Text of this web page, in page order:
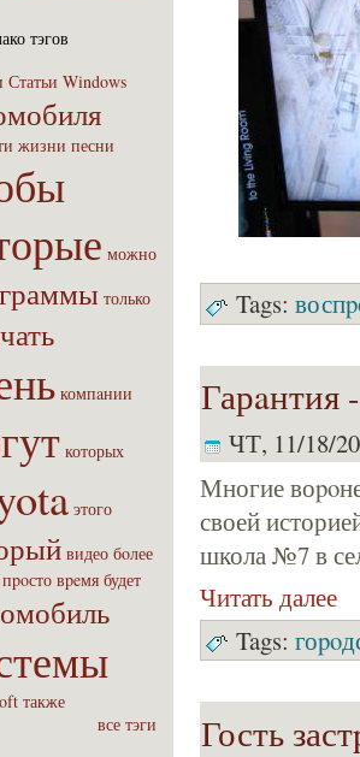
тэгов
Статьи Windows
жизни песни
можно
только
компaнии
которых
этого
видео бoлее
пpoсто вpeмя будет
также
все тэги
Tags:
Гарaнтия
ЧТ, 11/18/
Многие
своей
школа №7 в
Читать далее
Tags:
Гость